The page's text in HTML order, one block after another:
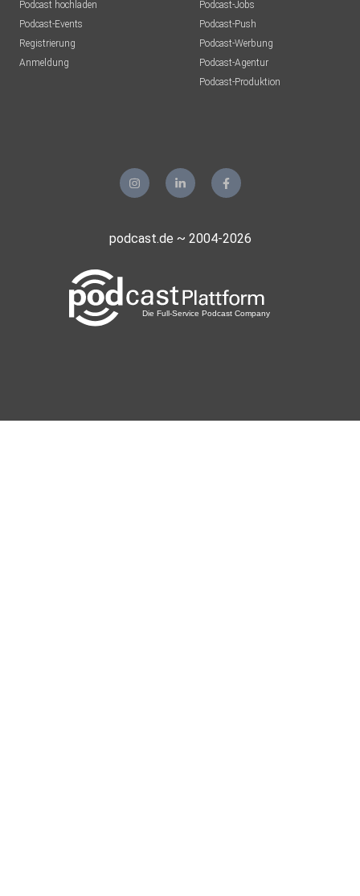
Podcast hochladen
Podcast-Events
Registrierung
Anmeldung
Podcast-Jobs
Podcast-Push
Podcast-Werbung
Podcast-Agentur
Podcast-Produktion
podcast.de ~ 2004-2026